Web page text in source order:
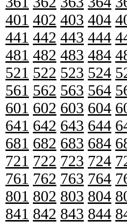
401 402 403 404
441 442 443 444
481 482 483 484
521 522 523 524
561 562 563 564
601 602 603 604
641 642 643 644
681 682 683 684
721 722 723 724
761 762 763 764
801 802 803 804
841 842 843 844